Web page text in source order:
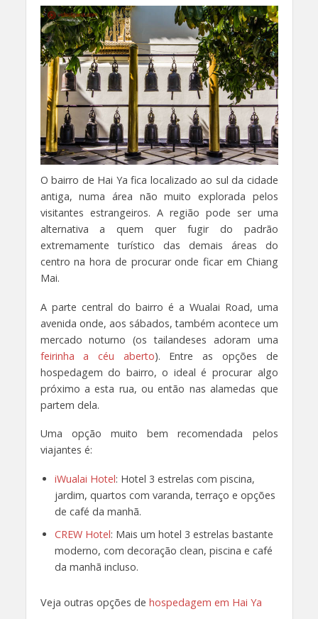
O bairro de Hai Ya fica localizado ao sul da cidade
antiga, numa área não muito explorada pelos
visitantes estrangeiros. A região pode ser uma
alternativa a quem quer fugir do padrão
extremamente turístico das demais áreas do
centro na hora de procurar onde ficar em Chiang
Mai.
A parte central do bairro é a Wualai Road, uma
avenida onde, aos sábados, também acontece um
mercado noturno (os tailandeses adoram uma
feirinha a céu aberto). Entre as opções de
hospedagem do bairro, o ideal é procurar algo
próximo a esta rua, ou então nas alamedas que
partem dela.
Uma opção muito bem recomendada pelos
viajantes é:
iWualai Hotel: Hotel 3 estrelas com piscina,
jardim, quartos com varanda, terraço e opções
de café da manhã.
CREW Hotel: Mais um hotel 3 estrelas bastante
moderno, com decoração clean, piscina e café
da manhã incluso.
Veja outras opções de hospedagem em Hai Ya